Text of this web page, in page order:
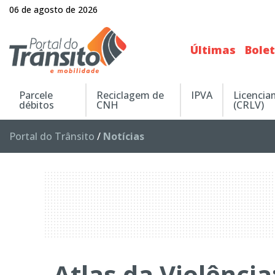
06 de agosto de 2026
Últimas
Parcele
débitos
Reciclagem de
CNH
IPVA
(CRLV)
Portal do Trânsito / Notícias